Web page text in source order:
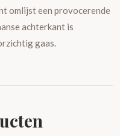
omlijst een provocerende
achterkant is
gaas.